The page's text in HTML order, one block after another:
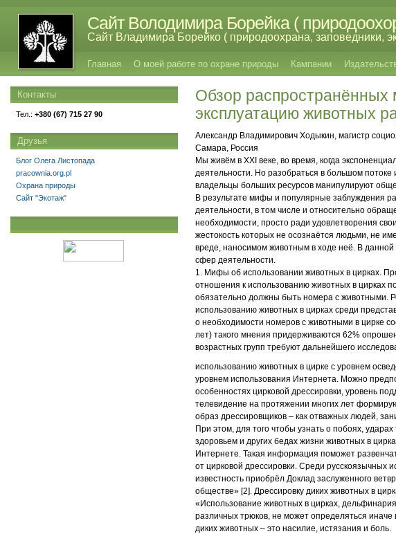
Сайт Володимира Борейка (
Сайт Владимира Борейко ( природоохрана, заповедники,
Главная О моей работе по охране природы Кампании
Обзор
эксплуатацию животных
Александр Владимирович Ходыкин, магистр
Самара, Россия
Мы живём в XXI веке, во время, когда
деятельности. Но разобраться в большом
владельцы больших ресурсов манипулируют
В результате мифы и популярные заблуждения
деятельности, в том числе и относительно
необходимости, просто ради удовлетворения
жестокость которых не осознаётся людьми, не
вреде, наносимом животным в ходе неё. В
сфер деятельности.
1. Мифы об использовании животных в цирках.
отношения к использованию животных в цирках
обязательно должны быть номера с животными.
использованию животных в цирках среди
о необходимости номеров с животными в цирке
лет) такого мнения придерживаются 62%
возрастных групп требуют дальнейшего
использованию животных в цирке с уровнем
уровнем использования Интернета. Можно
особенностях цирковой дрессировки, уровень
телевидение на протяжении многих лет
образ дрессировщиков – как отважных людей,
При этом, для того чтобы узнать о побоях,
здоровьем и других бедах жизни животных в
Интернете. Такая информация поможет
от цирковой дрессировки. Среди русскоязычных
известность приобрёл Доклад заслуженного
обществе» [2]. Дрессировку диких животных в
«Использование животных в цирках,
различных трюков, не может определяться
диких животных – это насилие, истязания и боль.
Контакты
Тел.: +380 (67) 715 27 90
Друзья
Блог Олега Листопада
pracownia.org.pl
Охрана природы
Сайт "Экотаж"